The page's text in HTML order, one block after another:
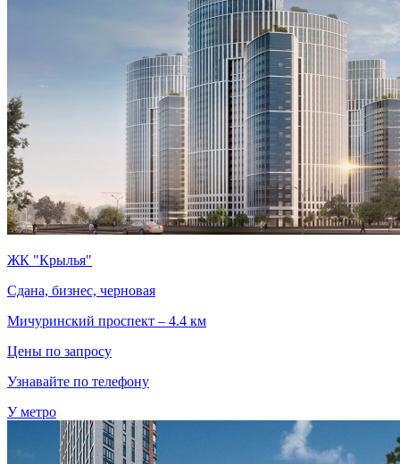
ЖК "Крылья"
Сдана, бизнес, черновая
Мичуринский проспект – 4.4 км
Цены по запросу
Узнавайте по телефону
У метро